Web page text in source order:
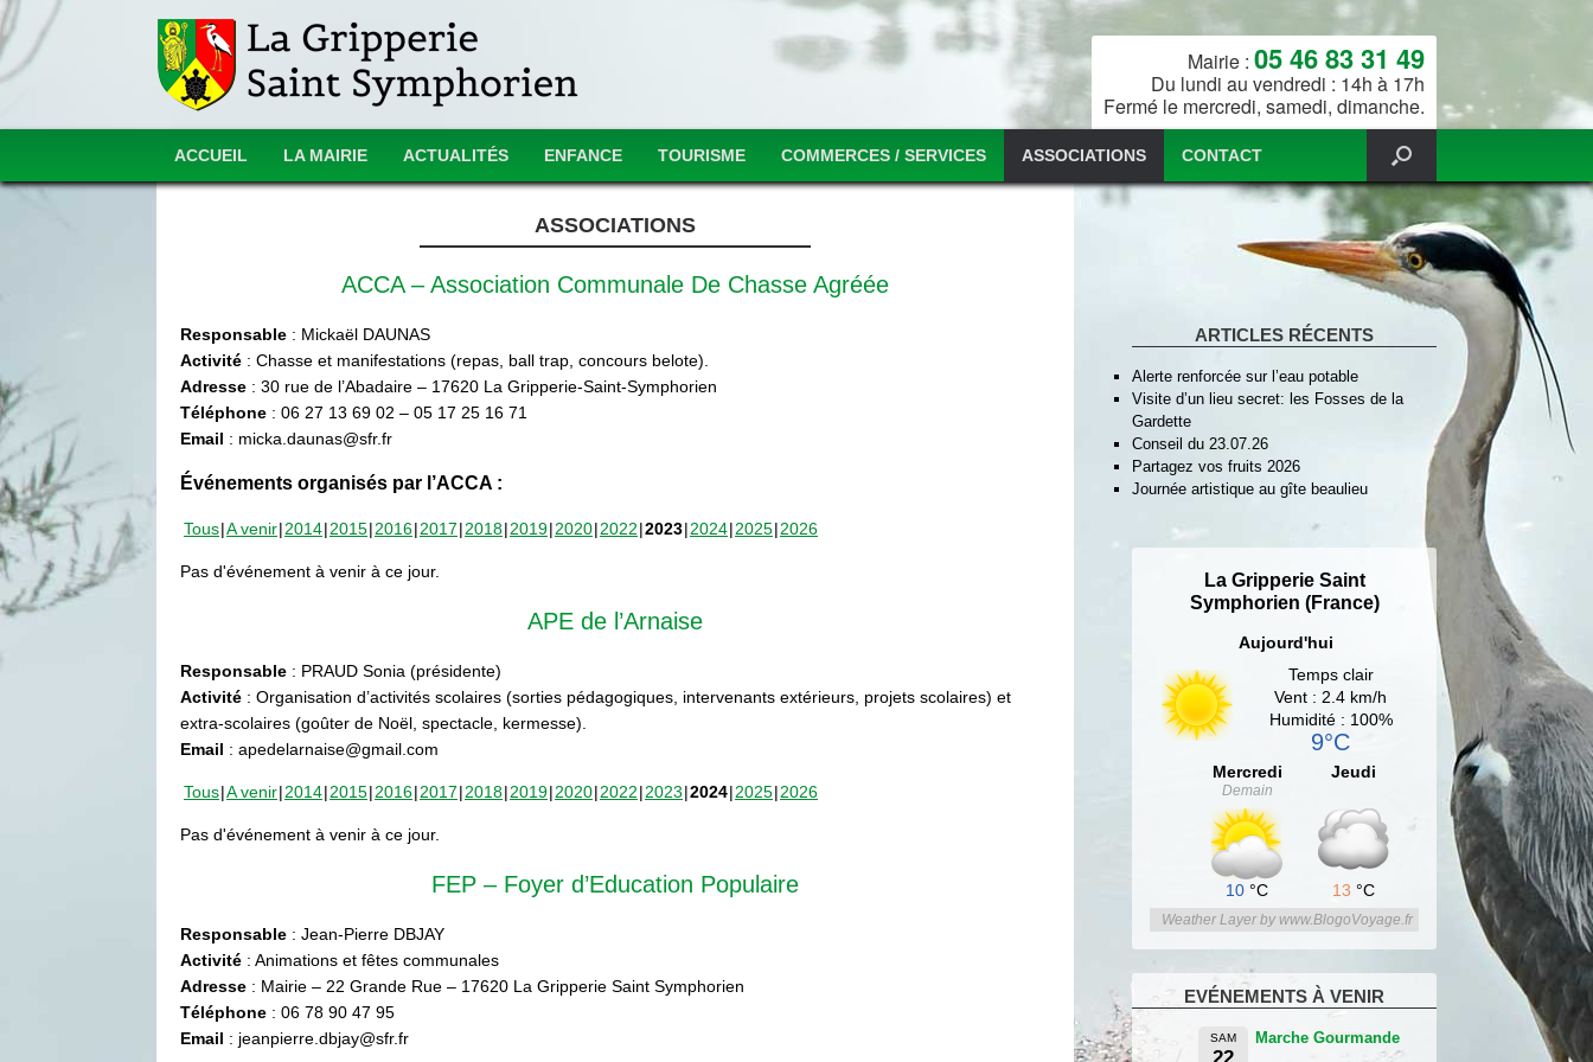
Mairie : 05 46 83 31 49
Du lundi au vendredi : 14h à 17h
Fermé le mercredi, samedi, dimanche.
ACCUEIL LA MAIRIE ACTUALITÉS ENFANCE TOURISME COMMERCES / SERVICES ASSOCIATIONS CONTACT
ASSOCIATIONS
ACCA – Association Communale De Chasse Agréée
Responsable : Mickaël DAUNAS
Activité : Chasse et manifestations (repas, ball trap, concours belote).
Adresse : 30 rue de l’Abadaire – 17620 La Gripperie-Saint-Symphorien
Téléphone : 06 27 13 69 02 – 05 17 25 16 71
Email : micka.daunas@sfr.fr
Événements organisés par l’ACCA :
Tous A venir 2014 2015 2016 2017 2018 2019 2020 2022 2023 2024 2025 2026
Pas d'événement à venir à ce jour.
APE de l’Arnaise
Responsable : PRAUD Sonia (présidente)
Activité : Organisation d’activités scolaires (sorties pédagogiques, intervenants extérieurs, projets scolaires) et
extra-scolaires (goûter de Noël, spectacle, kermesse).
Email : apedelarnaise@gmail.com
Tous A venir 2014 2015 2016 2017 2018 2019 2020 2022 2023 2024 2025 2026
Pas d'événement à venir à ce jour.
FEP – Foyer d’Education Populaire
Responsable : Jean-Pierre DBJAY
Activité : Animations et fêtes communales
Adresse : Mairie – 22 Grande Rue – 17620 La Gripperie Saint Symphorien
Téléphone : 06 78 90 47 95
Email : jeanpierre.dbjay@sfr.fr
ARTICLES RÉCENTS
Alerte renforcée sur l’eau potable
Visite d’un lieu secret: les Fosses de la
Gardette
Conseil du 23.07.26
Partagez vos fruits 2026
Journée artistique au gîte beaulieu
La Gripperie Saint
Symphorien (France)
Aujourd'hui
Temps clair
Vent : 2.4 km/h
Humidité : 100%
9°C
Mercredi
Demain
10 °C
Jeudi
13 °C
Weather Layer by www.BlogoVoyage.fr
EVÉNEMENTS À VENIR
SAM Marche Gourmande